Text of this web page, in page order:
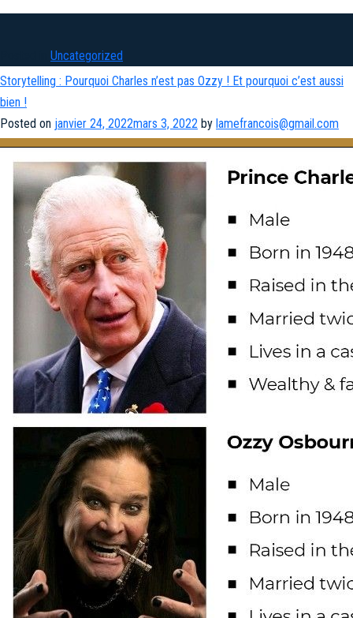
Uncategorized
Storytelling : Pourquoi Charles n’est pas Ozzy ! Et pourquoi c’est aussi
bien !
Posted on janvier 24, 2022mars 3, 2022 by lamefrancois@gmail.com